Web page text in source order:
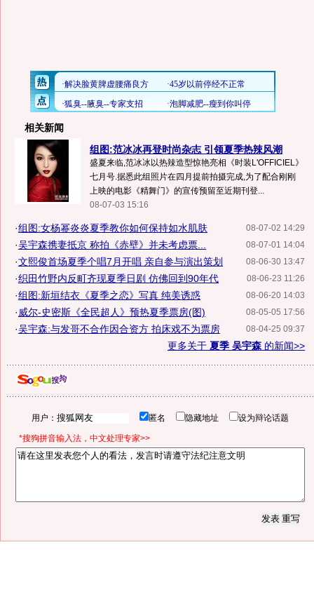
相关新闻
组图:范冰冰再登时尚杂志 引领夏季热辣风潮
盛夏来临,范冰冰以热辣造型惊艳亮相《时装L'OFFICIEL》
七月号.据悉此组照片在四月提前拍摄完成,为了配合刚刚
上映的电影《精舞门》的宣传预留至近期刊登...
08-07-03 15:16
08-07-02 14:29
·组图:女杨幂炎炎夏季教你如何保持如水肌肤
08-07-01 14:04
·吴宇森携妻抵京 称拍《赤壁》并未考虑票...
08-06-30 13:47
·文熙俊首场夏季个唱7月开唱 亲自参与演出策划
08-06-23 11:26
·织田竹野内反町齐现夏季日剧 仿佛回到90年代
08-06-20 14:03
·组图:新垣结衣《夏季之恋》写真 纯美诱惑
08-05-05 17:56
· 威尔-史密斯《全民超人》预热夏季票房(图)
08-04-25 09:37
·吴宇森:与发哥不合作因合资方 拍床戏不为票房
更多关于 夏季 吴宇森 的新闻>>
用户： 匿名 隐藏地址 设为辩论话题
*搜狗拼音输入法，中文处理专家>>